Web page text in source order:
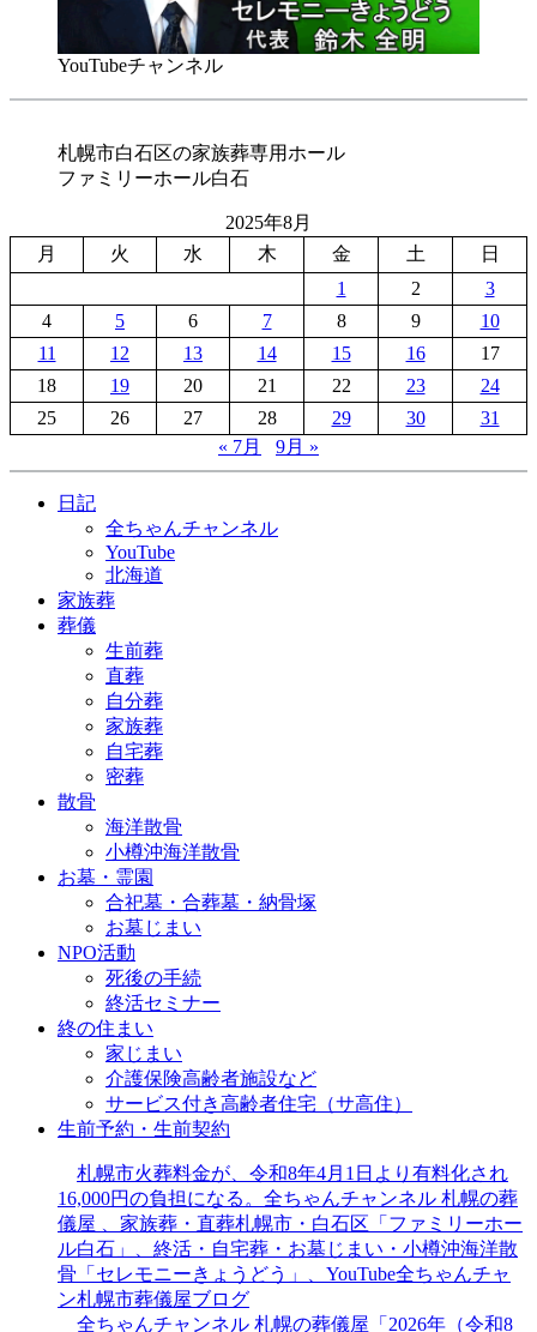
YouTubeチャンネル
札幌市白石区の家族葬専用ホール
ファミリーホール白石
2025年8月
月
火 水 木 金 土
日
1
2
3
4
5 6 7 8 9
10
11
12 13 14 15 16
17
18
19 20 21 22 23
24
25
26 27 28 29 30
31
« 7月
9月 »
日記
全ちゃんチャンネル
YouTube
北海道
家族葬
葬儀
生前葬
直葬
自分葬
家族葬
自宅葬
密葬
散骨
海洋散骨
小樽沖海洋散骨
お墓・霊園
合祀墓・合葬墓・納骨塚
お墓じまい
NPO活動
死後の手続
終活セミナー
終の住まい
家じまい
介護保険高齢者施設など
サービス付き高齢者住宅（サ高住）
生前予約・生前契約
札幌市火葬料金が、令和8年4月1日より有料化され
16,000円の負担になる。全ちゃんチャンネル 札幌の葬
儀屋 、家族葬・直葬札幌市・白石区「ファミリーホー
ル白石」、終活・自宅葬・お墓じまい・小樽沖海洋散
骨「セレモニーきょうどう」、YouTube全ちゃんチャ
ン札幌市葬儀屋ブログ
全ちゃんチャンネル 札幌の葬儀屋「2026年（令和8